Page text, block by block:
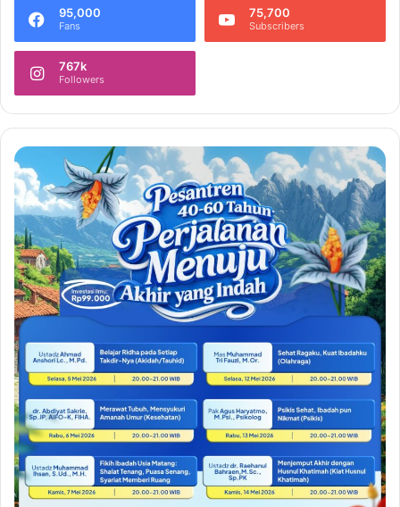
95,000
Fans
75,700
Subscribers
767k
Followers